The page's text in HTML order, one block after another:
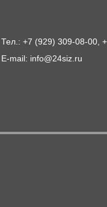
Тел.: +7 (929) 309-08-00,
E-mail: info@24siz.ru